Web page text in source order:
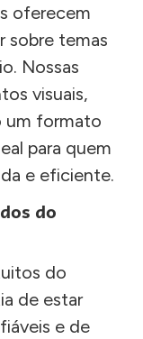
oferecem
sobre temas
Nossas
visuais,
um formato
para quem
e eficiente.
do
do
de estar
e de